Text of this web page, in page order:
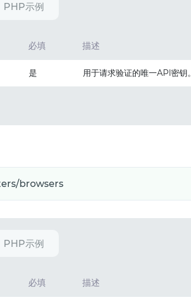
PHP示例
必填 描述
是 用于请求验证的唯一API密钥。
PHP示例
必填 描述